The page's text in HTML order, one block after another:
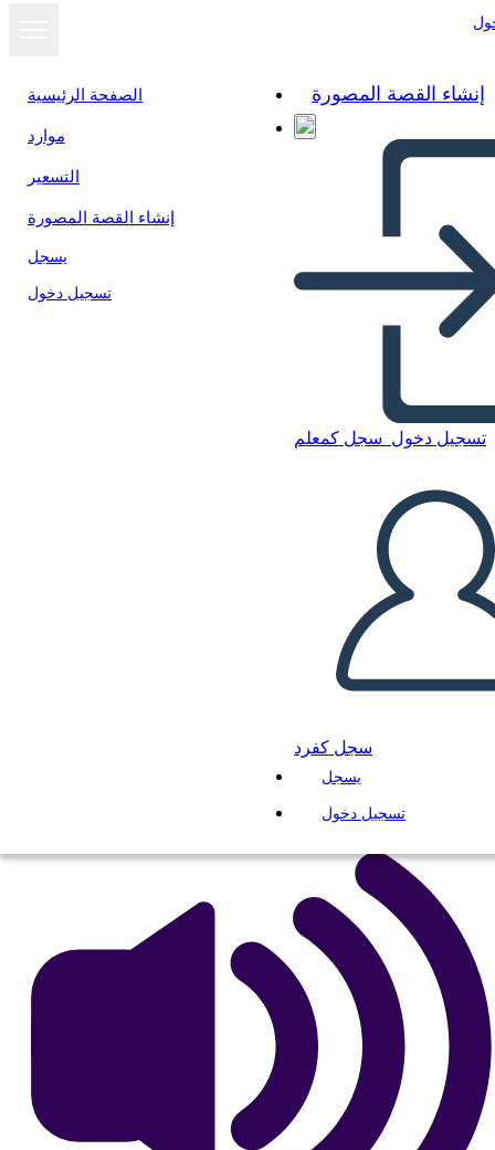
الصفحة الرئيسية
موارد
التسعير
إنشاء القصة المصورة
يسجل
تسجيل دخول
إنشاء القصة المصورة
تسجيل دخول سجل كمعلم
سجل كفرد
يسجل
تسجيل دخول
Personaggi di Walk Two
انسخ هذه القصة المصورة
لعب عرض الشرائح
اقرأ لي
عرض كشرائح